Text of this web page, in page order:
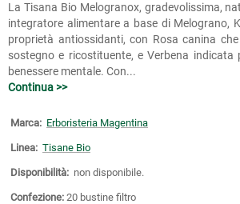
La Tisana Bio Melogranox, gradevolissima,
integratore alimentare a base di Melograno,
proprietà antiossidanti, con Rosa canina
sostegno e ricostituente, e Verbena indicata
benessere mentale. Con...
Continua >>
Marca: Erboristeria Magentina
Linea: Tisane Bio
Disponibilità: non disponibile.
Confezione: 20 bustine filtro